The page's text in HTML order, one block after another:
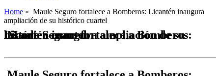
Home » Maule Seguro fortalece a Bomberos: Licantén inaugura
ampliación de su histórico cuartel
Maule Seguro fortalece a Bomberos: Licantén inaugura ampliación de su histórico cuartel